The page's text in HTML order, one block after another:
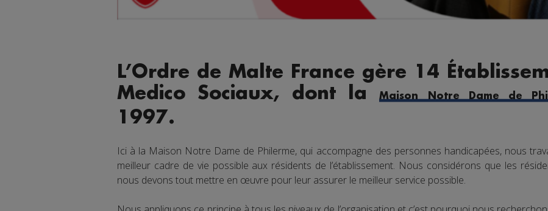
L’Ordre de Malte France gère 14
Medico Sociaux, dont laMaison Notre Dame de
1997.
Ici à la Maison Notre Dame de Philerme, qui accompagne des personnes handicapées, nous
meilleur cadre de vie possible aux résidents de l’établissement. Nous considérons que les
nous devons tout mettre en œuvre pour leur assurer le meilleur service possible.